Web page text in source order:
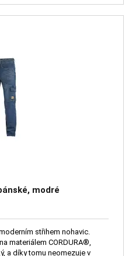
modré
střihem nohavic.
materiálem CORDURA®,
a díky tomu neomezuje v